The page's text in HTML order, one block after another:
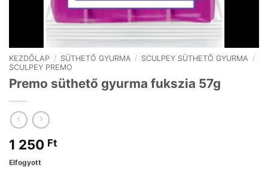
KEZDŐLAP / SÜTHETŐ GYURMA / SCULPEY SÜTHETŐ GYURMA /
SCULPEY PREMO
Premo süthető gyurma fukszia 57g
1 250 Ft
Elfogyott